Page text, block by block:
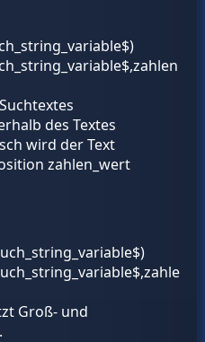
)
des Textes
wird der Text
zahlen_wert
)
,zahle
Groß- und